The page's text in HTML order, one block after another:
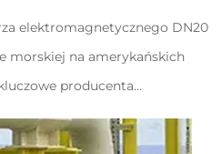
elektromagnetycznego DN20
morskiej na amerykańskich
producenta
elektromagnetyczny na
przepływomierz Jujea do